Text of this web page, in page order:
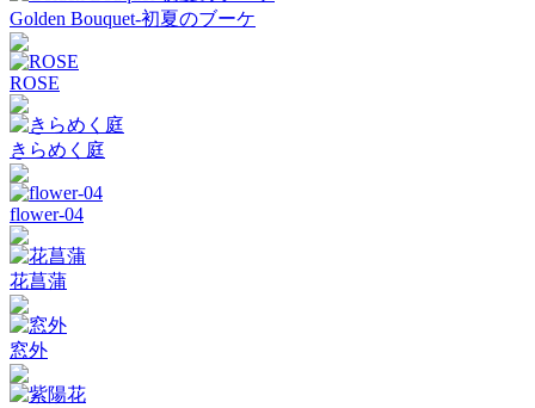
Golden Bouquet-初夏のブーケ
ROSE
きらめく庭
flower-04
花菖蒲
窓外